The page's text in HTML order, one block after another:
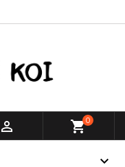
 shopping_cart0